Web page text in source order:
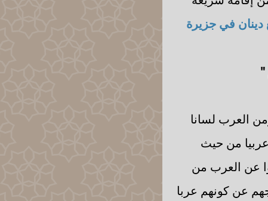
دينان في جزيرة
"
العرب لسانا
من حيث
عن العرب من
عن كونهم عربا